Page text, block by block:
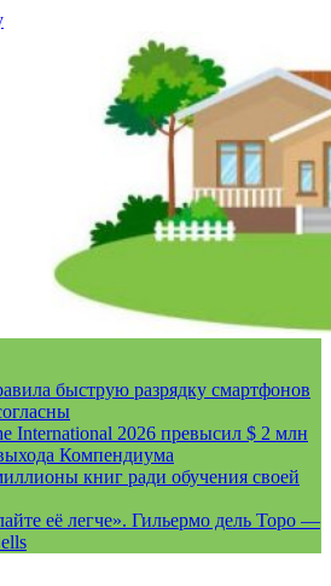
быструю разрядку смартфонов
International 2026 превысил $ 2 млн
Компендиума
книг ради обучения своей
её легче». Гильермо дель Торо —